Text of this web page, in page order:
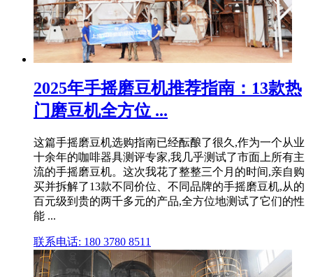
2025年手摇磨豆机推荐指南：13款热
门磨豆机全方位 ...
这篇手摇磨豆机选购指南已经酝酿了很久,作为一个从业
十余年的咖啡器具测评专家,我几乎测试了市面上所有主
流的手摇磨豆机。这次我花了整整三个月的时间,亲自购
买并拆解了13款不同价位、不同品牌的手摇磨豆机,从的
百元级到贵的两千多元的产品,全方位地测试了它们的性
能 ...
联系电话: 180 3780 8511